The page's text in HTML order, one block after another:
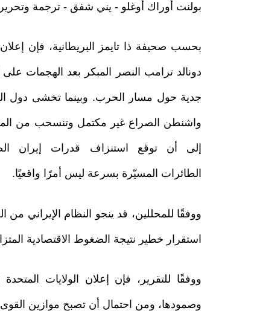
بولنت أوراك أوغلو - يني شفق - ترجمة
بحسب صحيفة ذا تايمز البريطانية، فإن
دونالد ترامب النصر المبكر بعد الهجمات على
جدية حول مسار الحرب. وبينما تخشى دول
واشنطن الصراع غير مكتمل وتنسحب من
إلى أن توقع استنزاف قدرات إيران
الطائرات المسيّرة بسرعة ليس أمرًا واقعيًا.
ووفقًا للمحللين، قد ينجو النظام الإيراني
استقرار خطير نتيجة الضغوط الاقتصادية
ووفقًا للتقرير، فإن إعلان الولايات
وصمودها، ومن احتمال أن تصبح موازين